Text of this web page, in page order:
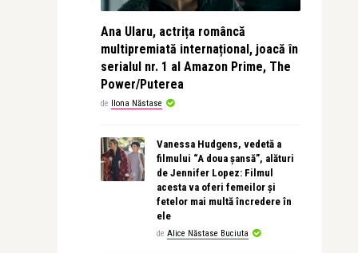
Ana Ularu, actrița româncă
multipremiată internațional, joacă în
serialul nr. 1 al Amazon Prime, The
Power/Puterea
de Ilona Năstase
Vanessa Hudgens, vedetă a
filmului “A doua șansă”, alături
de Jennifer Lopez: Filmul
acesta va oferi femeilor și
fetelor mai multă încredere în
ele
de Alice Năstase Buciuta